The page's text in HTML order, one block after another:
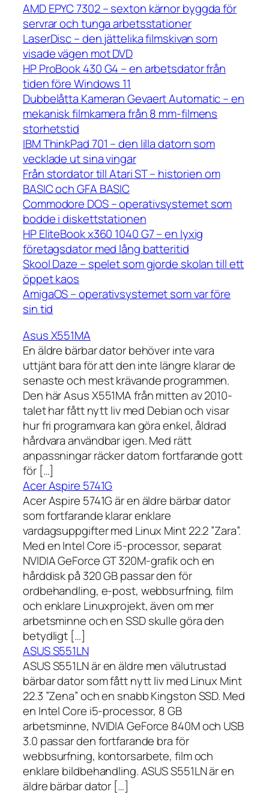
AMD EPYC 7302 – sexton kärnor byggda för
servrar och tunga arbetsstationer
LaserDisc – den jättelika filmskivan som
visade vägen mot DVD
HP ProBook 430 G4 – en arbetsdator från
tiden före Windows 11
Dubbelåtta Kameran Gevaert Automatic – en
mekanisk filmkamera från 8 mm-filmens
storhetstid
IBM ThinkPad 701 – den lilla datorn som
vecklade ut sina vingar
Från stordator till Atari ST – historien om
BASIC och GFA BASIC
Commodore DOS – operativsystemet som
bodde i diskettstationen
HP EliteBook x360 1040 G7 – en lyxig
företagsdator med lång batteritid
Skool Daze – spelet som gjorde skolan till ett
öppet kaos
AmigaOS – operativsystemet som var före
sin tid
Asus X551MA
En äldre bärbar dator behöver inte vara
uttjänt bara för att den inte längre klarar de
senaste och mest krävande programmen.
Den här Asus X551MA från mitten av 2010-
talet har fått nytt liv med Debian och visar
hur fri programvara kan göra enkel, åldrad
hårdvara användbar igen. Med rätt
anpassningar räcker datorn fortfarande gott
för […]
Acer Aspire 5741G
Acer Aspire 5741G är en äldre bärbar dator
som fortfarande klarar enklare
vardagsuppgifter med Linux Mint 22.2 ”Zara”.
Med en Intel Core i5-processor, separat
NVIDIA GeForce GT 320M-grafik och en
hårddisk på 320 GB passar den för
ordbehandling, e-post, webbsurfning, film
och enklare Linuxprojekt, även om mer
arbetsminne och en SSD skulle göra den
betydligt […]
ASUS S551LN
ASUS S551LN är en äldre men välutrustad
bärbar dator som fått nytt liv med Linux Mint
22.3 ”Zena” och en snabb Kingston SSD. Med
en Intel Core i5-processor, 8 GB
arbetsminne, NVIDIA GeForce 840M och USB
3.0 passar den fortfarande bra för
webbsurfning, kontorsarbete, film och
enklare bildbehandling. ASUS S551LN är en
äldre bärbar dator […]